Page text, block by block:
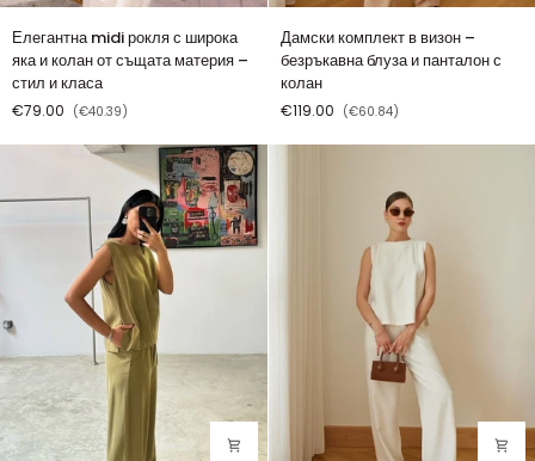
Елегантна
midi
рокля
с
широка
яка
от
и
класа
Елегантна midi рокля с широка
яка и колан от същата материя –
стил и класа
€79.00 (€40.39)
Дамски
комплект
в
визон
–
безръкавна
Дамски комплект в визон –
безръкавна блуза и панталон с
колан
€119.00 (€60.84)